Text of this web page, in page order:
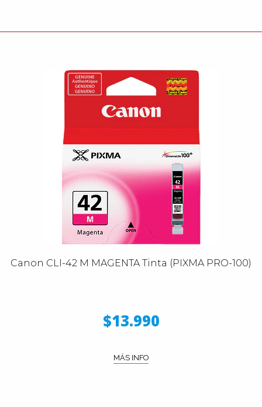
Canon CLI-42 M MAGENTA Tinta (PIXMA PRO-100)
$13.990
MÁS INFO